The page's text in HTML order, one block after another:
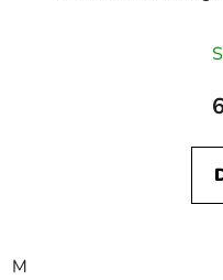
M